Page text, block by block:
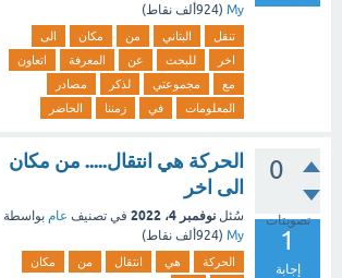
My
(924ألف نقاط)
تنقل البتاني من مكان
الى
اخر
للبحث عن المعرفة
اتعاون
مع
مجموعتي لذكر
مصادر
المعلومات
في زمننا الحاضر
0
تصويتات
1
إجابة
الحركة هي انتقال..... من مكان
الى اخر
سُئل نوفمبر 4، 2022 في تصنيف عام بواسطة
My
(924ألف نقاط)
الحركة هي انتقال من
مكان